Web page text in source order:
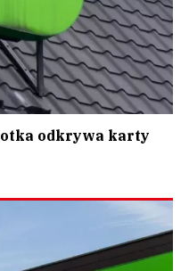
odkrywa karty